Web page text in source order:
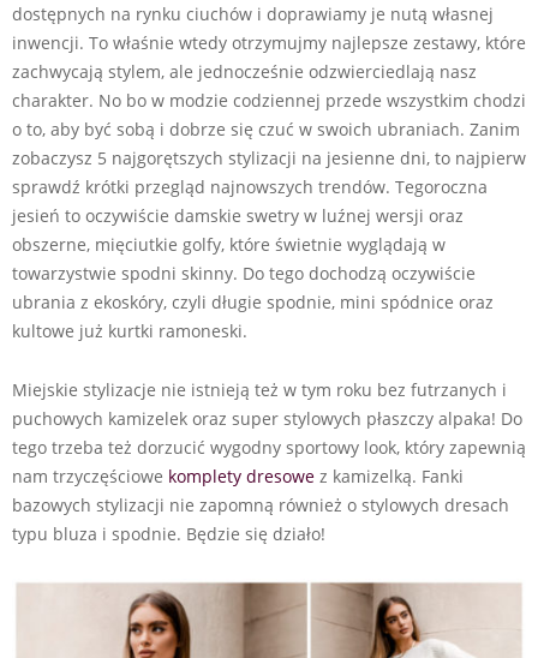
dostępnych na rynku ciuchów i doprawiamy je nutą własnej
inwencji. To właśnie wtedy otrzymujmy najlepsze zestawy, które
zachwycają stylem, ale jednocześnie odzwierciedlają nasz
charakter. No bo w modzie codziennej przede wszystkim chodzi
o to, aby być sobą i dobrze się czuć w swoich ubraniach. Zanim
zobaczysz 5 najgorętszych stylizacji na jesienne dni, to najpierw
sprawdź krótki przegląd najnowszych trendów. Tegoroczna
jesień to oczywiście damskie swetry w luźnej wersji oraz
obszerne, mięciutkie golfy, które świetnie wyglądają w
towarzystwie spodni skinny. Do tego dochodzą oczywiście
ubrania z ekoskóry, czyli długie spodnie, mini spódnice oraz
kultowe już kurtki ramoneski.
Miejskie stylizacje nie istnieją też w tym roku bez futrzanych i
puchowych kamizelek oraz super stylowych płaszczy alpaka! Do
tego trzeba też dorzucić wygodny sportowy look, który zapewnią
nam trzyczęściowe komplety dresowe z kamizelką. Fanki
bazowych stylizacji nie zapomną również o stylowych dresach
typu bluza i spodnie. Będzie się działo!